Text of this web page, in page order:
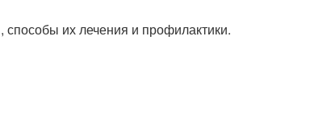
их лечения и профилактики.